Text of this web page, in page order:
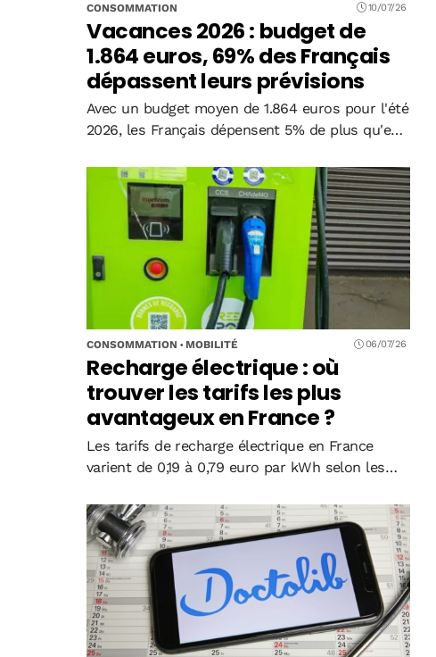
Vacances 2026 : budget de
1.864 euros, 69% des Français
dépassent leurs prévisions
CONSOMMATION
Avec un budget moyen de 1.864 euros pour l'été
2026, les Français dépensent 5% de plus qu'en
des vacanciers avouent avoir dépassé leur
enveloppe initiale sous la pression sociale,…
10/07/26
Recharge électrique : où
trouver les tarifs les plus
avantageux en France ?
CONSOMMATION MOBILITÉ
Les tarifs de recharge électrique en France
varient de 0,19 à 0,79 euro par kWh selon les
représenter jusqu'à 800 euros d'économies
annuelles pour les conducteurs qui…
06/07/26